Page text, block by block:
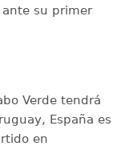
ante su primer
Verde tendrá
España es
en